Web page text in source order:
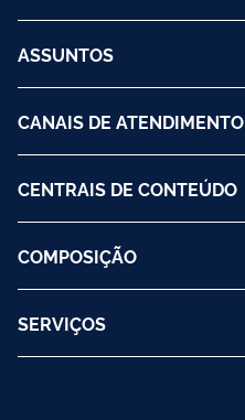
ASSUNTOS
CANAIS DE ATENDIMENTO
CENTRAIS DE CONTEÚDO
COMPOSIÇÃO
SERVIÇOS